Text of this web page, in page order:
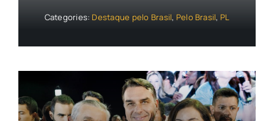
Categories: Destaque pelo Brasil, Pelo Brasil, PL